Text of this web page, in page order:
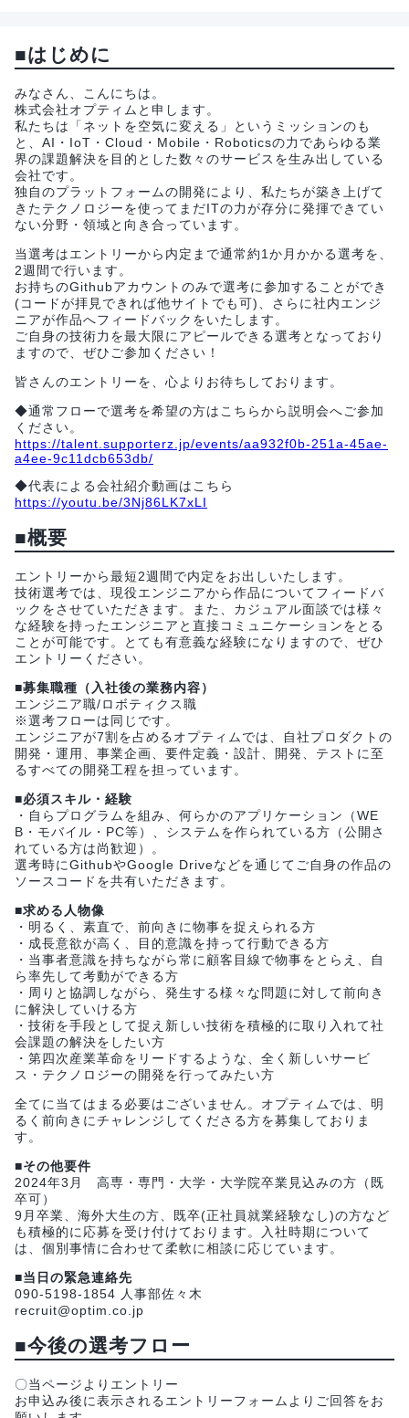
■はじめに
みなさん、こんにちは。
株式会社オプティムと申します。
私たちは「ネットを空気に変える」というミッションのも
と、AI・IoT・Cloud・Mobile・Roboticsの力であらゆる業
界の課題解決を目的とした数々のサービスを生み出している
会社です。
独自のプラットフォームの開発により、私たちが築き上げて
きたテクノロジーを使ってまだITの力が存分に発揮できてい
ない分野・領域と向き合っています。
当選考はエントリーから内定まで通常約1か月かかる選考を、
2週間で行います。
お持ちのGithubアカウントのみで選考に参加することができ
(コードが拝見できれば他サイトでも可)、さらに社内エンジ
ニアが作品へフィードバックをいたします。
ご自身の技術力を最大限にアピールできる選考となっており
ますので、ぜひご参加ください！
皆さんのエントリーを、心よりお待ちしております。
◆通常フローで選考を希望の方はこちらから説明会へご参加
ください。
https://talent.supporterz.jp/events/aa932f0b-251a-45ae-
a4ee-9c11dcb653db/
◆代表による会社紹介動画はこちら
https://youtu.be/3Nj86LK7xLI
■概要
エントリーから最短2週間で内定をお出しいたします。
技術選考では、現役エンジニアから作品についてフィードバ
ックをさせていただきます。また、カジュアル面談では様々
な経験を持ったエンジニアと直接コミュニケーションをとる
ことが可能です。とても有意義な経験になりますので、ぜひ
エントリーください。
■募集職種（入社後の業務内容）
エンジニア職/ロボティクス職
※選考フローは同じです。
エンジニアが7割を占めるオプティムでは、自社プロダクトの
開発・運用、事業企画、要件定義・設計、開発、テストに至
るすべての開発工程を担っています。
■必須スキル・経験
・自らプログラムを組み、何らかのアプリケーション（WE
B・モバイル・PC等）、システムを作られている方（公開さ
れている方は尚歓迎）。
選考時にGithubやGoogle Driveなどを通じてご自身の作品の
ソースコードを共有いただきます。
■求める人物像
・明るく、素直で、前向きに物事を捉えられる方
・成長意欲が高く、目的意識を持って行動できる方
・当事者意識を持ちながら常に顧客目線で物事をとらえ、自
ら率先して考動ができる方
・周りと協調しながら、発生する様々な問題に対して前向き
に解決していける方
・技術を手段として捉え新しい技術を積極的に取り入れて社
会課題の解決をしたい方
・第四次産業革命をリードするような、全く新しいサービ
ス・テクノロジーの開発を行ってみたい方
全てに当てはまる必要はございません。オプティムでは、明
るく前向きにチャレンジしてくださる方を募集しておりま
す。
■その他要件
2024年3月 高専・専門・大学・大学院卒業見込みの方（既
卒可）
9月卒業、海外大生の方、既卒(正社員就業経験なし)の方など
も積極的に応募を受け付けております。入社時期について
は、個別事情に合わせて柔軟に相談に応じています。
■当日の緊急連絡先
090-5198-1854 人事部佐々木
recruit@optim.co.jp
■今後の選考フロー
〇当ページよりエントリー
お申込み後に表示されるエントリーフォームよりご回答をお